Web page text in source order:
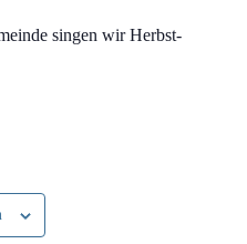
singen wir Herbst-